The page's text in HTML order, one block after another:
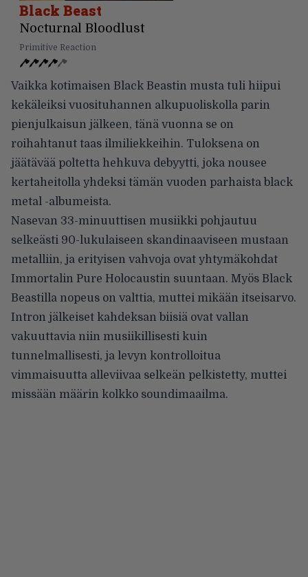
Black Beast
Nocturnal Bloodlust
Primitive Reaction
Vaikka kotimaisen Black Beastin musta tuli hiipui
kekäleiksi vuosituhannen alkupuoliskolla parin
pienjulkaisun jälkeen, tänä vuonna se on
roihahtanut taas ilmiliekkeihin. Tuloksena on
jäätävää poltetta hehkuva debyytti, joka nousee
kertaheitolla yhdeksi tämän vuoden parhaista black
metal -albumeista.
Nasevan 33-minuuttisen musiikki pohjautuu
selkeästi 90-lukulaiseen skandinaaviseen mustaan
metalliin, ja erityisen vahvoja ovat yhtymäkohdat
Immortalin Pure Holocaustin suuntaan. Myös Black
Beastilla nopeus on valttia, muttei mikään itseisarvo.
Intron jälkeiset kahdeksan biisiä ovat vallan
vakuuttavia niin musiikillisesti kuin
tunnelmallisesti, ja levyn kontrolloitua
vimmaisuutta alleviivaa selkeän pelkistetty, muttei
missään määrin kolkko soundimaailma.